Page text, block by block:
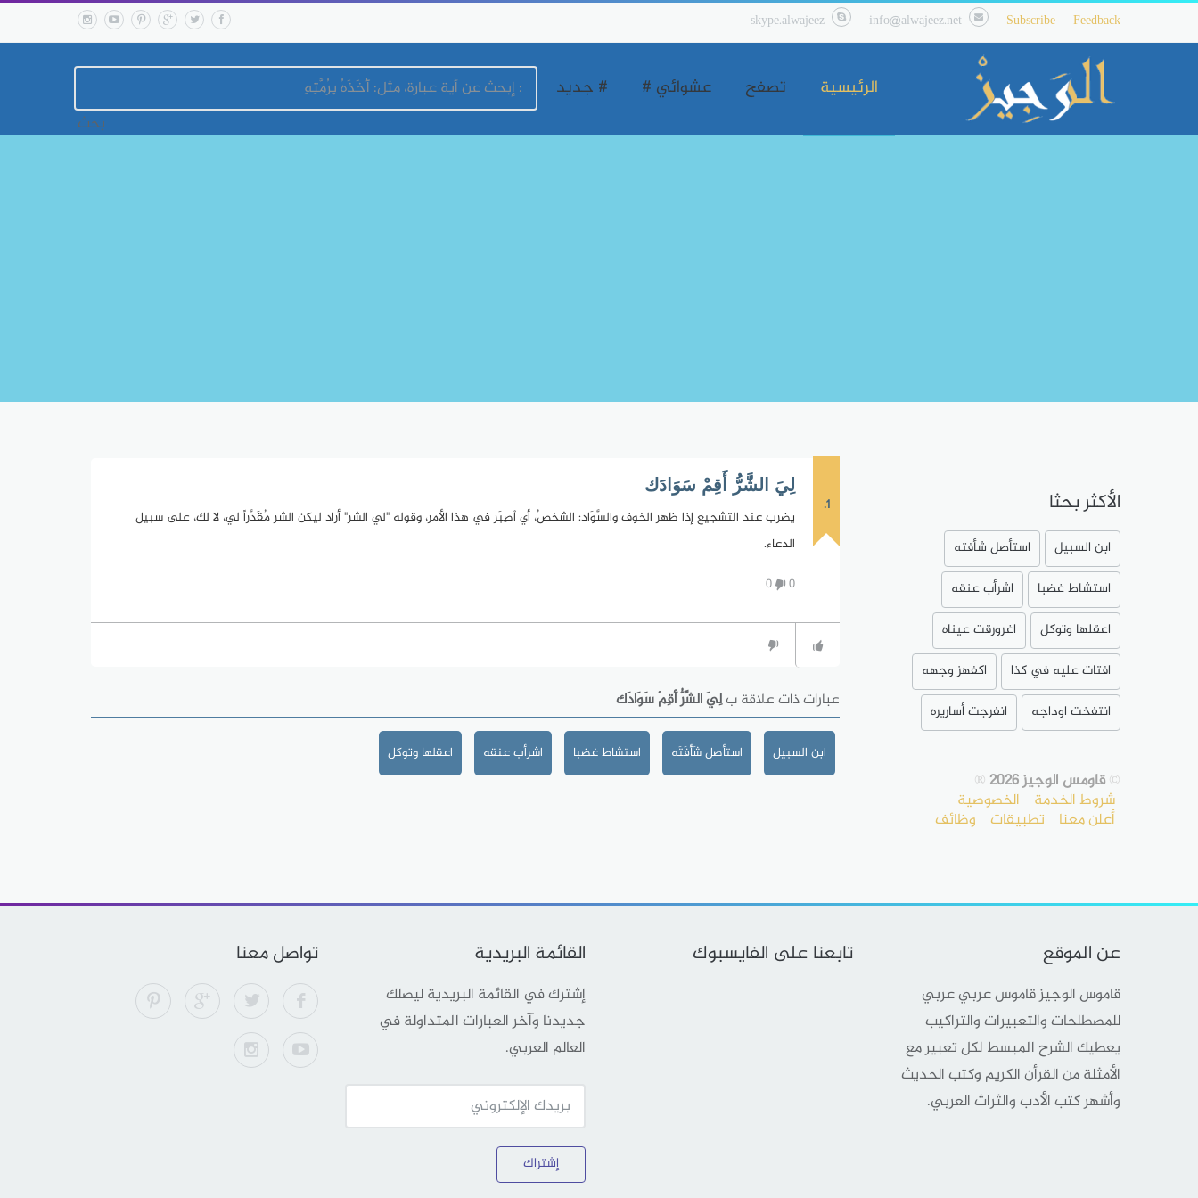
Feedback
Subscribe
info@alwajeez.net
skype.alwajeez
الرئيسية تصفح عشوائي # # جديد
1.
لِيَ الشَّرُّ أَقِمْ سَوَادَك
يضرب عند التشجيع إذا ظهر الخوف والسَّوَاد: الشخصُ، أي اْصِبَر في هذا الأمر، وقوله "لي الشر" أراد ليكن الشر مُقَدَّراً لي، لا لك، على سبيل
الدعاء.
0
0
عبارات ذات علاقة بلِيَ الشَّرُّ أَقِمْ سَوَادَك
ابن السبيل استأصل شَأْفَتَه استشاط غضبا اشرأب عنقه اعقلها وتوكل
الأكثر بحثا
ابن السبيل
استأصل شأفته
استشاط غضبا
اشرأب عنقه
اعقلها وتوكل
اغرورقت عيناه
افتات عليه في كذا
اكفهز وجهه
انتفخت اوداجه
انفرجت أساريره
©قاومس الوجيز 2026 ®
شروط الخدمة الخصوصية
أعلن معنا تطبيقات وظائف
عن الموقع
قاموس الوجيز قاموس عربي عربي
للمصطلحات والتعبيرات والتراكيب
يعطيك الشرح المبسط لكل تعبير مع
الأمثلة من القرأن الكريم وكتب الحديث
وأشهر كتب الأدب والثراث العربي.
تابعنا على الفايسبوك القائمة البريدية
إشترك في القائمة البريدية ليصلك
جديدنا وآخر العبارات المتداولة في
العالم العربي.
إشتراك
تواصل معنا